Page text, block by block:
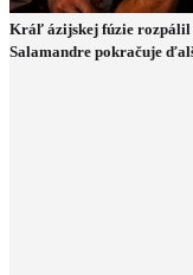
Kráľ ázijskej fúzie rozpálil
Salamandre pokračuje